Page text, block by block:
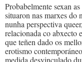
Probabelmente sexan
situaron nas marxes do
nunha perspectiva
relacionada co abxecto
que teñen dado os
erotismo
medida desvinculado